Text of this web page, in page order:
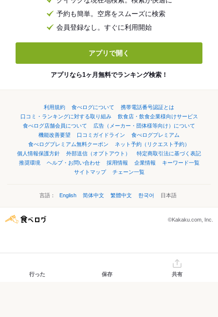
予約も簡単。空席をスムーズに検索
会員登録なし。すぐに利用開始
アプリで開く
アプリなら1ヶ月無料でランキング検索！
利用規約 食べログについて
携帯電話番号認証とは
口コミ・ランキングに対する取り組み
飲食店・飲食企業様向けサービス
食べログ店舗会員について
広告（メーカー・団体様等向け）について
機能改善要望
口コミガイドライン
食べログプレミアム
食べログプレミアム無料クーポン
ネット予約（リクエスト予約）
個人情報保護方針
外部送信（オプトアウト）
特定商取引法に基づく表記
推奨環境
ヘルプ・お問い合わせ 採用情報 企業情報
キーワード一覧
サイトマップ
チェーン一覧
言語： English 简体中文 繁體中文 한국어 日本語
©Kakaku.com, Inc.
行った 保存 共有